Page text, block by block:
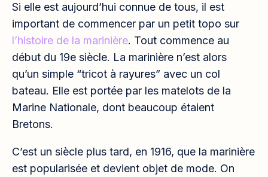
Si elle est aujourd’hui connue de tous, il est
important de commencer par un petit topo sur
l’histoire de la marinière. Tout commence au
début du 19e siècle. La marinière n’est alors
qu’un simple “tricot à rayures” avec un col
bateau. Elle est portée par les matelots de la
Marine Nationale, dont beaucoup étaient
Bretons.
C’est un siècle plus tard, en 1916, que la marinière
est popularisée et devient objet de mode. On